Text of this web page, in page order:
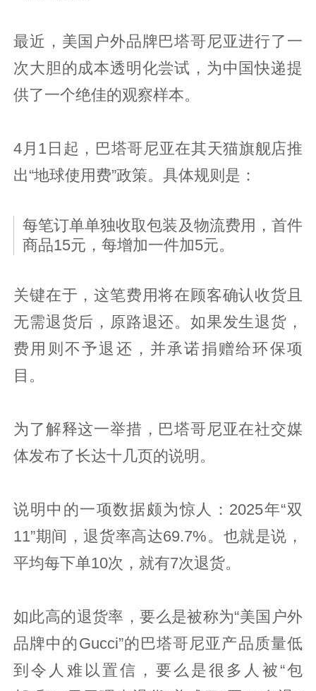
最近，美国户外品牌巴塔哥尼亚进行了一
次大胆的成本透明化尝试，为中国快递提
供了一个绝佳的观察样本。
4月1日起，巴塔哥尼亚在其天猫旗舰店推
出“地球使用费”政策。具体规则是：
每笔订单单独收取包装及物流费用，首件
商品15元，每增加一件加5元。
关键在于，这笔费用将在顾客确认收货且
无需退货后，原路退还。如果发生退货，
费用则不予退还，并承诺捐赠给环保项
目。
为了解释这一举措，巴塔哥尼亚在社交媒
体发布了长达十几页的说明。
说明中的一项数据颇为惊人：2025年“双
11”期间，退货率高达69.7%。也就是说，
平均每下单10次，就有7次退货。
如此高的退货率，要么是被称为“美国户外
品牌中的Gucci”的巴塔哥尼亚产品质量低
到令人难以置信，要么是很多人被“包